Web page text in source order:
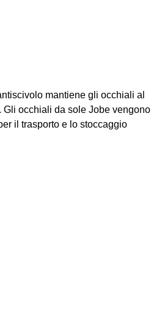
mantiene gli occhiali al
Gli occhiali da sole Jobe vengono
il trasporto e lo stoccaggio